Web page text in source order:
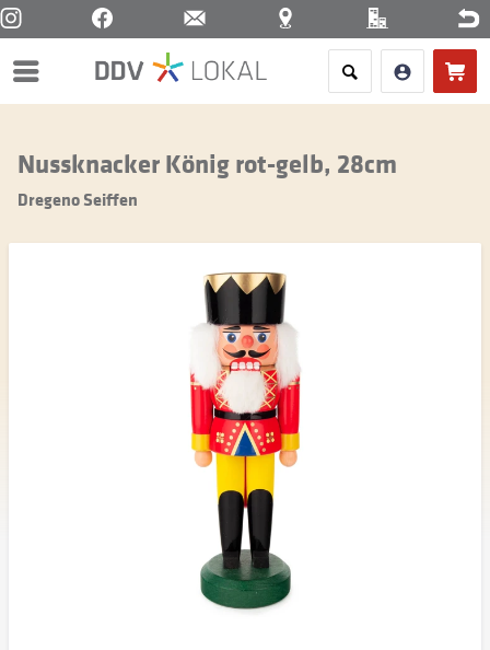
Menü
Nussknacker König rot-gelb, 28cm
Dregeno Seiffen